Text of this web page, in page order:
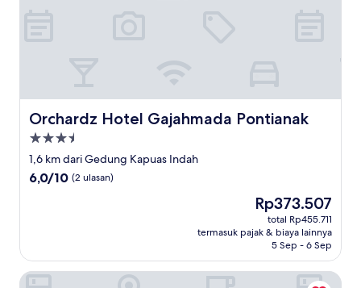
Orchardz Hotel Gajahmada Pontianak
Orchardz Hotel Gajahmada Pontianak
Properti
bintang
3.5
1,6 km dari Gedung Kapuas Indah
6.0
6,0/10 (2 ulasan)
Harga
sekarang
Rp373.507
Rp373.507
total Rp455.711
termasuk pajak & biaya lainnya
5 Sep - 6 Sep
Gold Line Guest House